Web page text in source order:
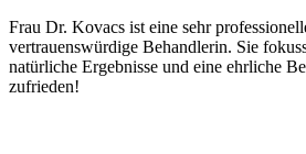
Frau Dr. Kovacs ist eine sehr
vertrauenswürdige Behandlerin. Sie
natürliche Ergebnisse und eine ehrliche
zufrieden!